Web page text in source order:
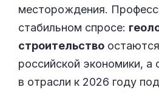
месторождения.
стабильном спросе:
строительство
российской экономики, а
в отрасли к 2026 году